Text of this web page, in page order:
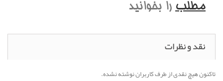
مطلب را بخوانيد
نقد و نظرات
تاکنون هیچ نقدی از طرف کاربران نوشته نشده.